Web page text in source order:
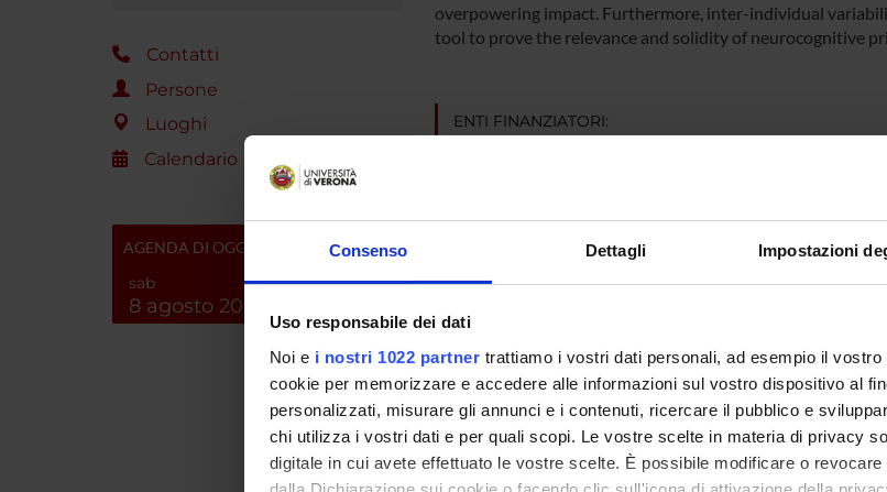
Consenso Dettagli Impostazioni
Uso responsabile dei dati
Noi e i nostri 1022 partner trattiamo i vostri dati personali, ad esempio il
cookie per memorizzare e accedere alle informazioni sul vostro dispositivo al
personalizzati, misurare gli annunci e i contenuti, ricercare il pubblico e
chi utilizza i vostri dati e per quali scopi. Le vostre scelte in materia di privacy
digitale in cui avete effettuato le vostre scelte. È possibile modificare o
Contatti
Persone
Luoghi
Calendario
AGENDA DI OGGI
sab
8 agosto 2026
overpowering impact. Furthermore, inter-individual
tool to prove the relevance and solidity of neurocognitive
ENTI FINANZIATORI:
COLLABORATORI ESTERNI
Benedetto Sacchetti
Università degli Studi di